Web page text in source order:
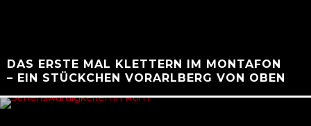
DAS ERSTE MAL KLETTERN IM MONTAFON
– EIN STÜCKCHEN VORARLBERG VON OBEN